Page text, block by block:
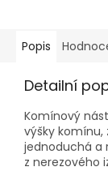
Popis
Detailní
Komínový
výšky komínu,
jednoduchá a
z nerezového